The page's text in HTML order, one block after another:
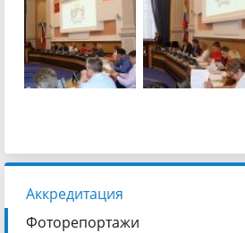
Аккредитация
Фоторепортажи